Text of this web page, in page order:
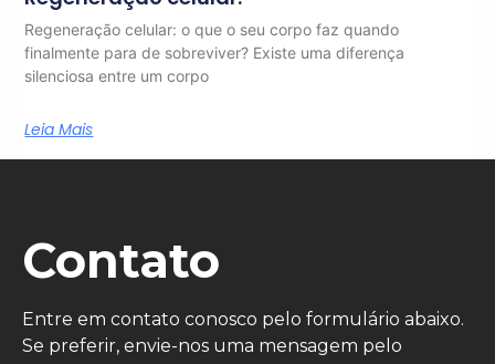
Regeneração celular: o que o seu corpo faz quando
finalmente para de sobreviver? Existe uma diferença
silenciosa entre um corpo
Leia Mais
Contato
Entre em contato conosco pelo formulário abaixo.
Se preferir, envie-nos uma mensagem pelo